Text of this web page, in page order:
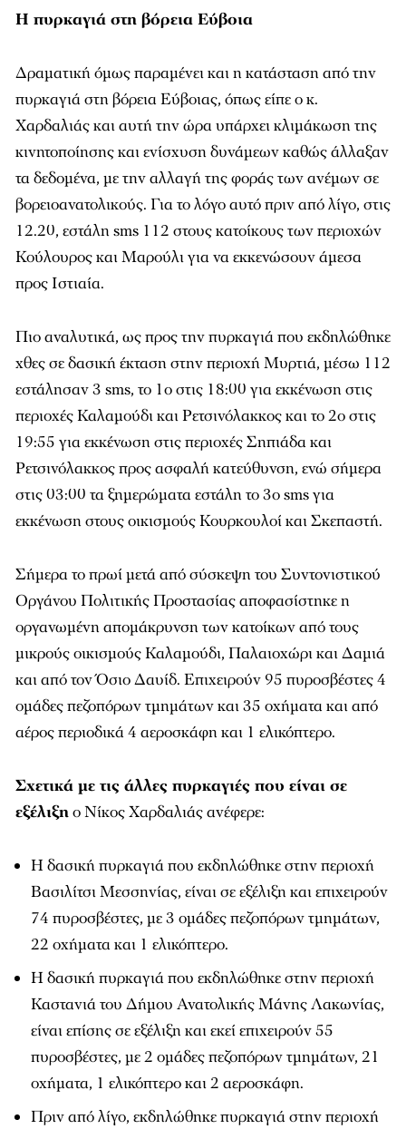
Η πυρκαγιά στη βόρεια Εύβοια
Δραματική όμως παραμένει και η κατάσταση από την
πυρκαγιά στη βόρεια Εύβοιας, όπως είπε ο κ.
Χαρδαλιάς και αυτή την ώρα υπάρχει κλιμάκωση της
κινητοποίησης και ενίσχυση δυνάμεων καθώς άλλαξαν
τα δεδομένα, με την αλλαγή της φοράς των ανέμων σε
βορειοανατολικούς. Για το λόγο αυτό πριν από λίγο, στις
12.20, εστάλη sms 112 στους κατοίκους των περιοχών
Κούλουρος και Μαρούλι για να εκκενώσουν άμεσα
προς Ιστιαία.
Πιο αναλυτικά, ως προς την πυρκαγιά που εκδηλώθηκε
χθες σε δασική έκταση στην περιοχή Μυρτιά, μέσω 112
εστάλησαν 3 sms, το 1ο στις 18:00 για εκκένωση στις
περιοχές Καλαμούδι και Ρετσινόλακκος και το 2ο στις
19:55 για εκκένωση στις περιοχές Σηπιάδα και
Ρετσινόλακκος προς ασφαλή κατεύθυνση, ενώ σήμερα
στις 03:00 τα ξημερώματα εστάλη το 3ο sms για
εκκένωση στους οικισμούς Κουρκουλοί και Σκεπαστή.
Σήμερα το πρωί μετά από σύσκεψη του Συντονιστικού
Οργάνου Πολιτικής Προστασίας αποφασίστηκε η
οργανωμένη απομάκρυνση των κατοίκων από τους
μικρούς οικισμούς Καλαμούδι, Παλαιοχώρι και Δαμιά
και από τον Όσιο Δαυίδ. Επιχειρούν 95 πυροσβέστες 4
ομάδες πεζοπόρων τμημάτων και 35 οχήματα και από
αέρος περιοδικά 4 αεροσκάφη και 1 ελικόπτερο.
Σχετικά με τις άλλες πυρκαγιές που είναι σε
εξέλιξηο Νίκος Χαρδαλιάς ανέφερε:
Η δασική πυρκαγιά που εκδηλώθηκε στην περιοχή
Βασιλίτσι Μεσσηνίας, είναι σε εξέλιξη και επιχειρούν
74 πυροσβέστες, με 3 ομάδες πεζοπόρων τμημάτων,
22 οχήματα και 1 ελικόπτερο.
Η δασική πυρκαγιά που εκδηλώθηκε στην περιοχή
Καστανιά του Δήμου Ανατολικής Μάνης Λακωνίας,
είναι επίσης σε εξέλιξη και εκεί επιχειρούν 55
πυροσβέστες, με 2 ομάδες πεζοπόρων τμημάτων, 21
οχήματα, 1 ελικόπτερο και 2 αεροσκάφη.
Πριν από λίγο, εκδηλώθηκε πυρκαγιά στην περιοχή